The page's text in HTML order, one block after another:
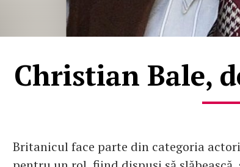
Christian Bale,
Britanicul face parte din categoria